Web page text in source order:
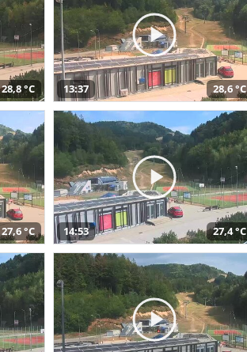
28,8 °C 13:37 28,6 °C
27,6 °C 14:53 27,4 °C